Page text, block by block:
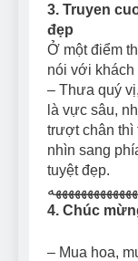
3. Truyen
đẹp
Ở một điểm
nói với khách
– Thưa quý
là vực sâu,
trượt chân thì
nhìn sang
tuyệt đẹp.
4. Chúc
– Mua hoa,